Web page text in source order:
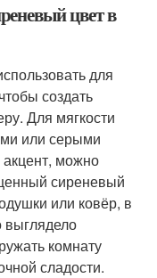
цвет в
для
создать
Для мягкости
или серыми
акцент, можно
сиреневый
или ковёр, в
выглядело
комнату
сладости.